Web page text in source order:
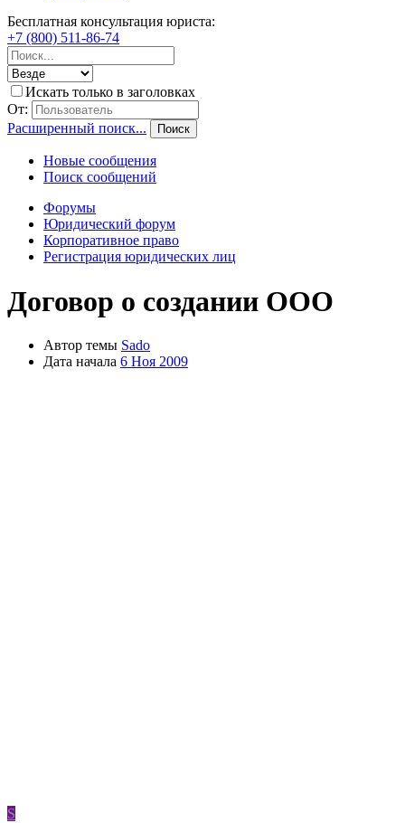
Бесплатная консультация юриста:
+7 (800) 511-86-74
Искать только в заголовках
От:
Расширенный поиск...
Поиск
Новые сообщения
Поиск сообщений
Форумы
Юридический форум
Корпоративное право
Регистрация юридических лиц
Договор о создании ООО
Автор темы Sado
Дата начала 6 Ноя 2009
S